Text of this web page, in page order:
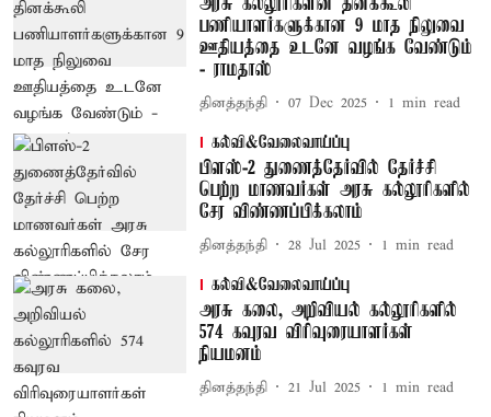
அரசு கல்லூரிகளின் தினக்கூலி
பணியாளர்களுக்கான 9 மாத நிலுவை
ஊதியத்தை உடனே வழங்க வேண்டும்
- ராமதாஸ்
தினத்தந்தி 07 Dec 2025 1 min read
கல்வி&வேலைவாய்ப்பு
பிளஸ்-2 துணைத்தேர்வில் தேர்ச்சி
பெற்ற மாணவர்கள் அரசு கல்லூரிகளில்
சேர விண்ணப்பிக்கலாம்
தினத்தந்தி 28 Jul 2025 1 min read
கல்வி&வேலைவாய்ப்பு
அரசு கலை, அறிவியல் கல்லூரிகளில்
574 கவுரவ விரிவுரையாளர்கள்
நியமனம்
தினத்தந்தி 21 Jul 2025 1 min read